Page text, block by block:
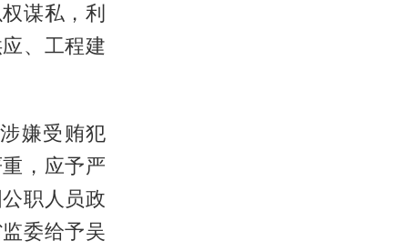
谋私，利
、工程建
嫌受贿犯
，应予严
职人员政
委给予吴